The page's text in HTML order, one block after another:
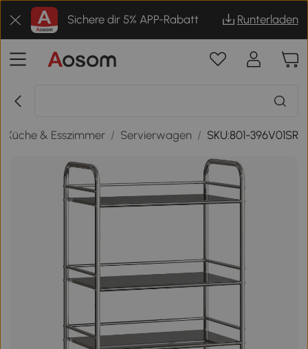
Sichere dir 5% APP-Rabatt Runterladen
Küche & Esszimmer / Servierwagen / SKU:801-396V01SR